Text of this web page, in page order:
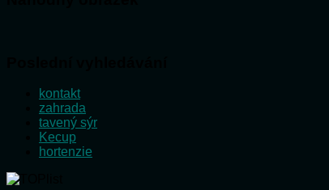
kontakt
zahrada
tavený sýr
Kecup
hortenzie